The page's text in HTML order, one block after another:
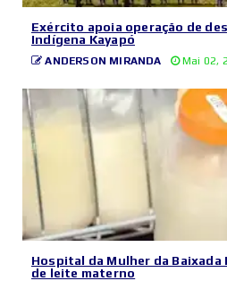
Exército apoia operação de
Indígena Kayapó
ANDERSON MIRANDA Mai 02,
Hospital da Mulher da
de leite materno